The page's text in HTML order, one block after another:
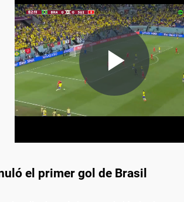
el primer gol de Brasil